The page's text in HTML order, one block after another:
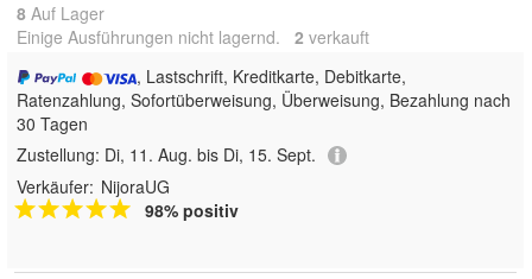
8 Auf Lager
Einige Ausführungen nicht lagernd. 2 verkauft
, Lastschrift, Kreditkarte, Debitkarte,
Ratenzahlung, Sofortüberweisung, Überweisung, Bezahlung nach
30 Tagen
Zustellung: Di, 11. Aug. bis Di, 15. Sept.
Verkäufer: NijoraUG
98% positiv